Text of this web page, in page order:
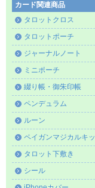
カード関連商品
タロットクロス
タロットポーチ
ジャーナルノート
ミニポーチ
綴り帳・御朱印帳
ペンデュラム
ルーン
ペイガンマジカルキ
タロット下敷き
シール